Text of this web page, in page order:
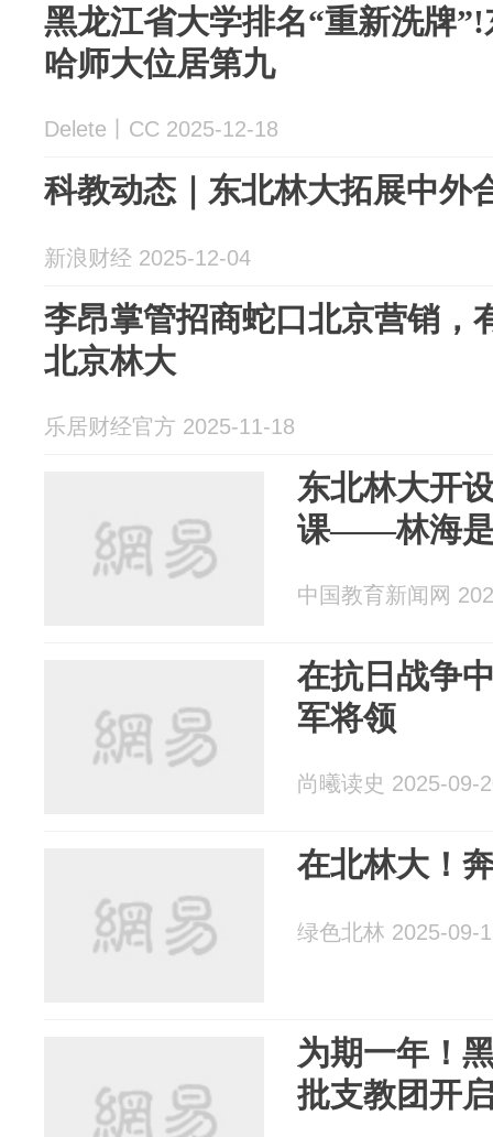
黑龙江省大学排名“重新洗牌
哈师大位居第九
Delete丨CC 2025-12-18
科教动态｜东北林大拓展中外
新浪财经 2025-12-04
李昂掌管招商蛇口北京营销，
北京林大
乐居财经官方 2025-11-18
东北林大开
课——林海是
中国教育新闻网
在抗日战争
军将领
尚曦读史 2025-09-
在北林大！
绿色北林 2025-09-
为期一年！
批支教团开